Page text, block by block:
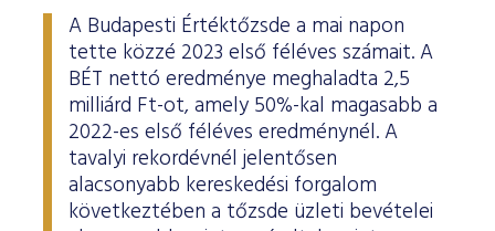
A Budapesti Értéktőzsde a mai napon
tette közzé 2023 első féléves számait. A
BÉT nettó eredménye meghaladta 2,5
milliárd Ft-ot, amely 50%-kal magasabb a
2022-es első féléves eredménynél. A
tavalyi rekordévnél jelentősen
alacsonyabb kereskedési forgalom
következtében a tőzsde üzleti bevételei